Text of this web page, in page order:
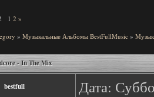
1 2 »
» Музыкальные Альбомы BestFullMusic »
- In The Mix
bestfull Дата: